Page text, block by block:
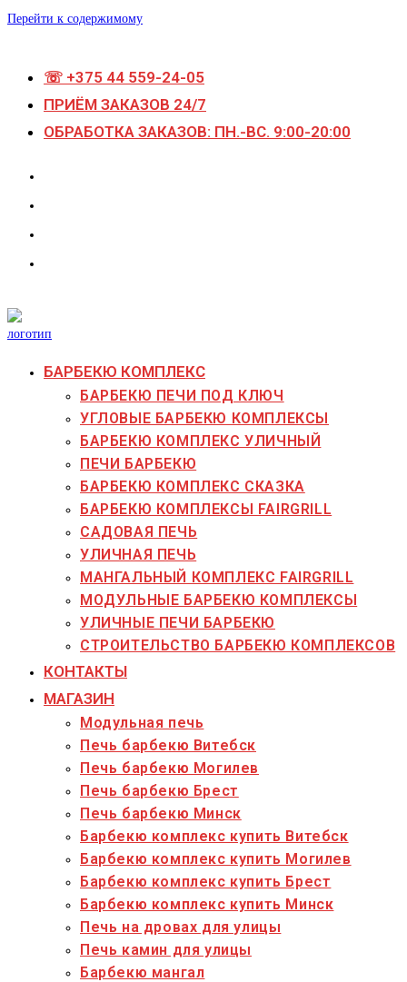
Перейти к содержимому
☏ +375 44 559-24-05
ПРИЁМ ЗАКАЗОВ 24/7
ОБРАБОТКА ЗАКАЗОВ: ПН.-ВС. 9:00-20:00
БАРБЕКЮ КОМПЛЕКС
БАРБЕКЮ ПЕЧИ ПОД КЛЮЧ
УГЛОВЫЕ БАРБЕКЮ КОМПЛЕКСЫ
БАРБЕКЮ КОМПЛЕКС УЛИЧНЫЙ
ПЕЧИ БАРБЕКЮ
БАРБЕКЮ КОМПЛЕКС СКАЗКА
БАРБЕКЮ КОМПЛЕКСЫ FAIRGRILL
САДОВАЯ ПЕЧЬ
УЛИЧНАЯ ПЕЧЬ
МАНГАЛЬНЫЙ КОМПЛЕКС FAIRGRILL
МОДУЛЬНЫЕ БАРБЕКЮ КОМПЛЕКСЫ
УЛИЧНЫЕ ПЕЧИ БАРБЕКЮ
СТРОИТЕЛЬСТВО БАРБЕКЮ КОМПЛЕКСОВ
КОНТАКТЫ
МАГАЗИН
Модульная печь
Печь барбекю Витебск
Печь барбекю Могилев
Печь барбекю Брест
Печь барбекю Минск
Барбекю комплекс купить Витебск
Барбекю комплекс купить Могилев
Барбекю комплекс купить Брест
Барбекю комплекс купить Минск
Печь на дровах для улицы
Печь камин для улицы
Барбекю мангал